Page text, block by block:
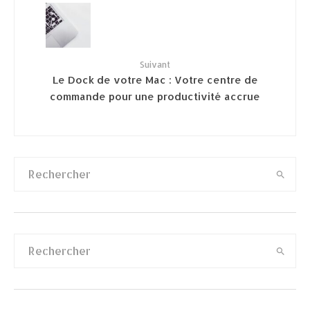
Suivant
Le Dock de votre Mac : Votre centre de
commande pour une productivité accrue